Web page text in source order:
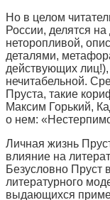
Но в целом
России, делятся
неторопливой,
деталями,
действующих лиц!),
нечитабельной.
Пруста, такие
Максим Горький,
о нем:
Личная жизнь
влияние на
Безусловно
литературного
выдающихся